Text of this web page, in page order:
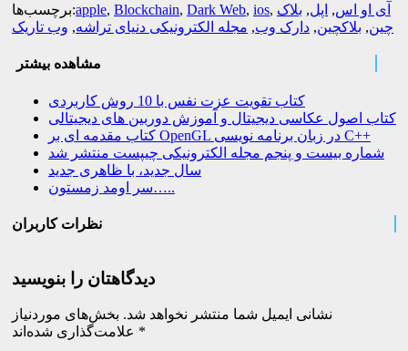
برچسب‌ها:apple, Blockchain, Dark Web, ios, آی او اس, اپل, بلاک
چین, بلاکچین, دارک وب, مجله الکترونیکی دنیای تراشه, وب تاریک
مشاهده بیشتر
کتاب تقویت عزت نفس با 10 روش کاربردی
کتاب اصول عکاسی دیجیتال و آموزش دوربین های دیجیتالی
کتاب مقدمه ای بر OpenGL در زبان برنامه نویسی C++
شماره بیست و پنجم مجله الکترونیکی چیپست منتشر شد
سال جدید، با ظاهری جدید
سر اومد زمستون…..
نظرات کاربران
دیدگاهتان را بنویسید
نشانی ایمیل شما منتشر نخواهد شد. بخش‌های موردنیاز
*